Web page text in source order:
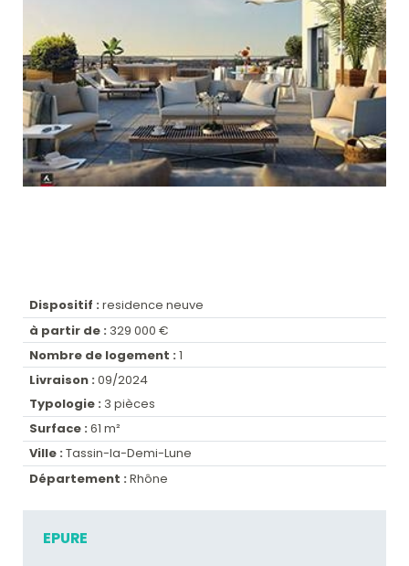
Dispositif : residence neuve
à partir de : 329 000 €
Nombre de logement : 1
Livraison : 09/2024
Typologie : 3 pièces
Surface : 61 m²
Ville : Tassin-la-Demi-Lune
Département : Rhône
EPURE